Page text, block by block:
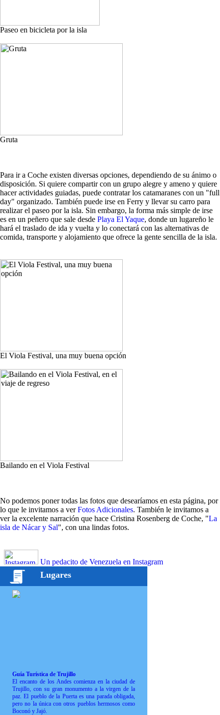
Paseo en bicicleta por la isla
Gruta
Para ir a Coche existen diversas opciones, dependiendo de su ánimo o
disposición. Si quiere compartir con un grupo alegre y ameno y quiere
hacer actividades guiadas, puede contratar los catamaranes con un "full
day" organizado. También puede irse en Ferry y llevar su carro para
realizar el paseo por la isla. Sin embargo, la forma más simple de irse
es en un peñero que sale desde Playa El Yaque, donde un lugareño le
hará el traslado de ida y vuelta y lo conectará con las alternativas de
comida, transporte y alojamiento que ofrece la gente sencilla de la isla.
El Viola Festival, una muy buena opción
Bailando en el Viola Festival
No podemos poner todas las fotos que desearíamos en esta página, por
lo que le invitamos a verFotos Adicionales. También le invitamos a
ver la excelente narración que hace Cristina Rosenberg de Coche, "La
isla de Nácar y Sal", con una lindas fotos.
Un pedacito de Venezuela en Instagram
Lugares
Guía Turística de Trujillo
El encanto de los Andes comienza en la ciudad de
Trujillo, con su gran monumento a la virgen de la
paz. El pueblo de la Puerta es una parada obligada,
pero no la única con otros pueblos hermosos como
Boconó y Jajó.